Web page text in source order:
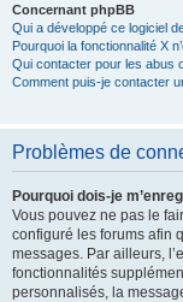
Concernant phpBB
Qui a développé ce logiciel
Pourquoi la fonctionnalité X
Qui contacter pour les abus
Comment puis-je contacter
Problèmes de
Pourquoi dois-je
Vous pouvez ne pas le
configuré les forums afin
messages. Par ailleurs,
fonctionnalités
personnalisés, la